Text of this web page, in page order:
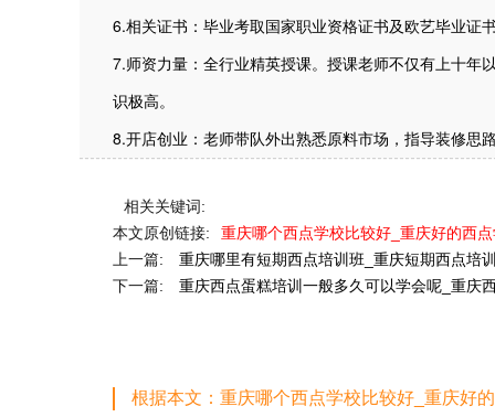
6.相关证书：毕业考取国家职业资格证书及欧艺毕业证
7.师资力量：全行业精英授课。授课老师不仅有上十年
识极高。
8.开店创业：老师带队外出熟悉原料市场，指导装修思
相关关键词:
本文原创链接:
重庆哪个西点学校比较好_重庆好的西
上一篇:
重庆哪里有短期西点培训班_重庆短期西点培
下一篇:
重庆西点蛋糕培训一般多久可以学会呢_重庆
根据本文：重庆哪个西点学校比较好_重庆好